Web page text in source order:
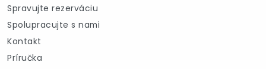
Spravujte rezerváciu
Spolupracujte s nami
Kontakt
Príručka